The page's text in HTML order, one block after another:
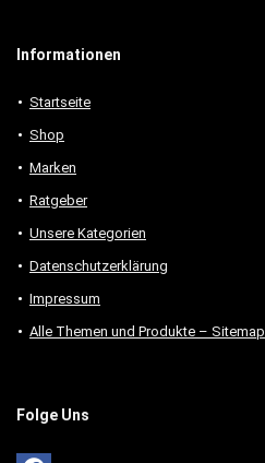
Informationen
Startseite
Shop
Marken
Ratgeber
Unsere Kategorien
Datenschutzerklärung
Impressum
Alle Themen und Produkte – Sitemap
Folge Uns